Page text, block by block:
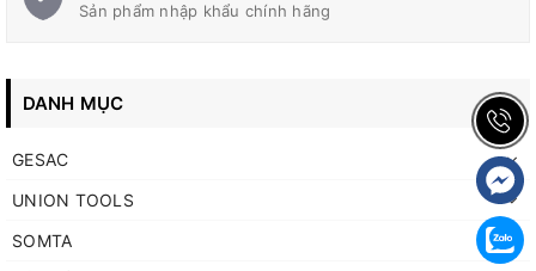
Sản phẩm nhập khẩu chính hãng
DANH MỤC
GESAC
UNION TOOLS
SOMTA